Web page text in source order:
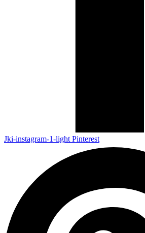
Jki-instagram-1-light Pinterest